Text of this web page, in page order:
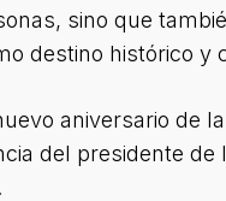
sino que
destino histórico y
aniversario de
del presidente de